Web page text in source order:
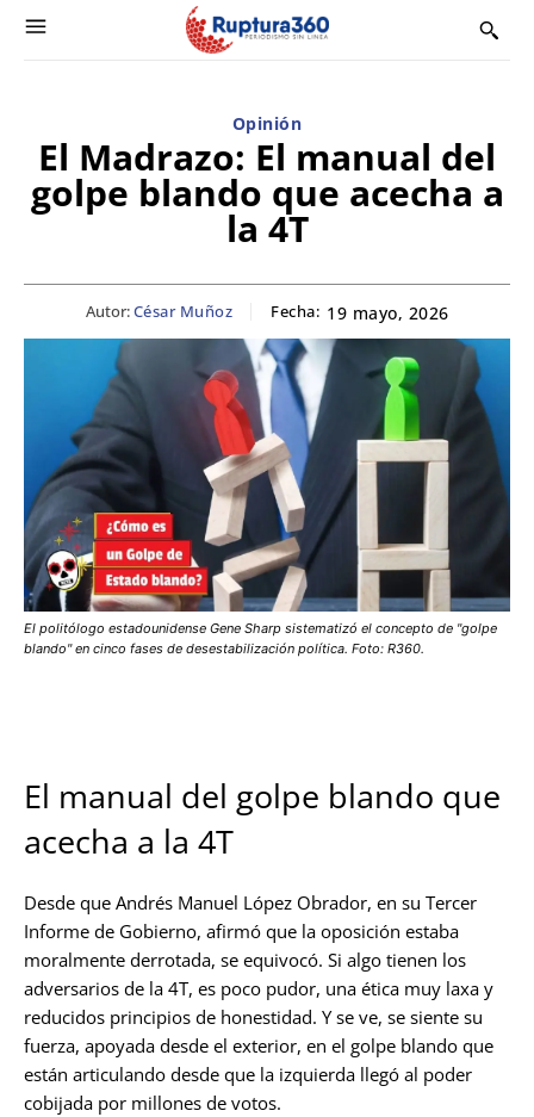
Opinión
El Madrazo: El manual del
golpe blando que acecha a
la 4T
Autor:César Muñoz Fecha: 19 mayo, 2026
El politólogo estadounidense Gene Sharp sistematizó el concepto de "golpe
blando" en cinco fases de desestabilización política. Foto: R360.
El manual del golpe blando que
acecha a la 4T
Desde que Andrés Manuel López Obrador, en su Tercer
Informe de Gobierno, afirmó que la oposición estaba
moralmente derrotada, se equivocó. Si algo tienen los
adversarios de la 4T, es poco pudor, una ética muy laxa y
reducidos principios de honestidad. Y se ve, se siente su
fuerza, apoyada desde el exterior, en el golpe blando que
están articulando desde que la izquierda llegó al poder
cobijada por millones de votos.